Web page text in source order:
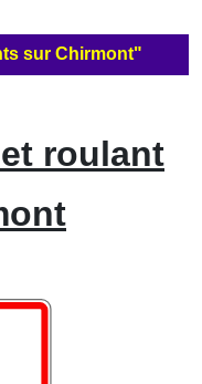
sur Chirmont"
roulant